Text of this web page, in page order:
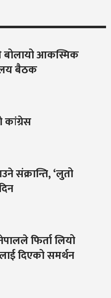
आकस्मिक
बैठक
संक्रान्ति, ‘लुतो
फिर्ता लियो
दिएको समर्थन